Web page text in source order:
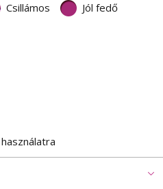
Csillámos Jól fedő